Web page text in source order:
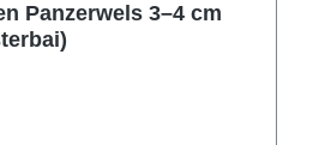
Panzerwels 3–4 cm